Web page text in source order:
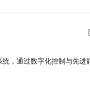
，通过数字化控制与先进